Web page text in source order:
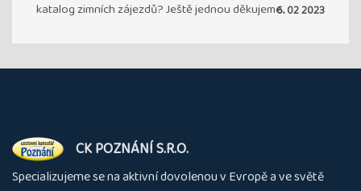
katalog zimních zájezdů? Ještě jednou děkujeme.6. 02 2023
O
nás
CK POZNÁNÍ S.R.O.
Specializujeme se na aktivní dovolenou v Evropě a ve světě